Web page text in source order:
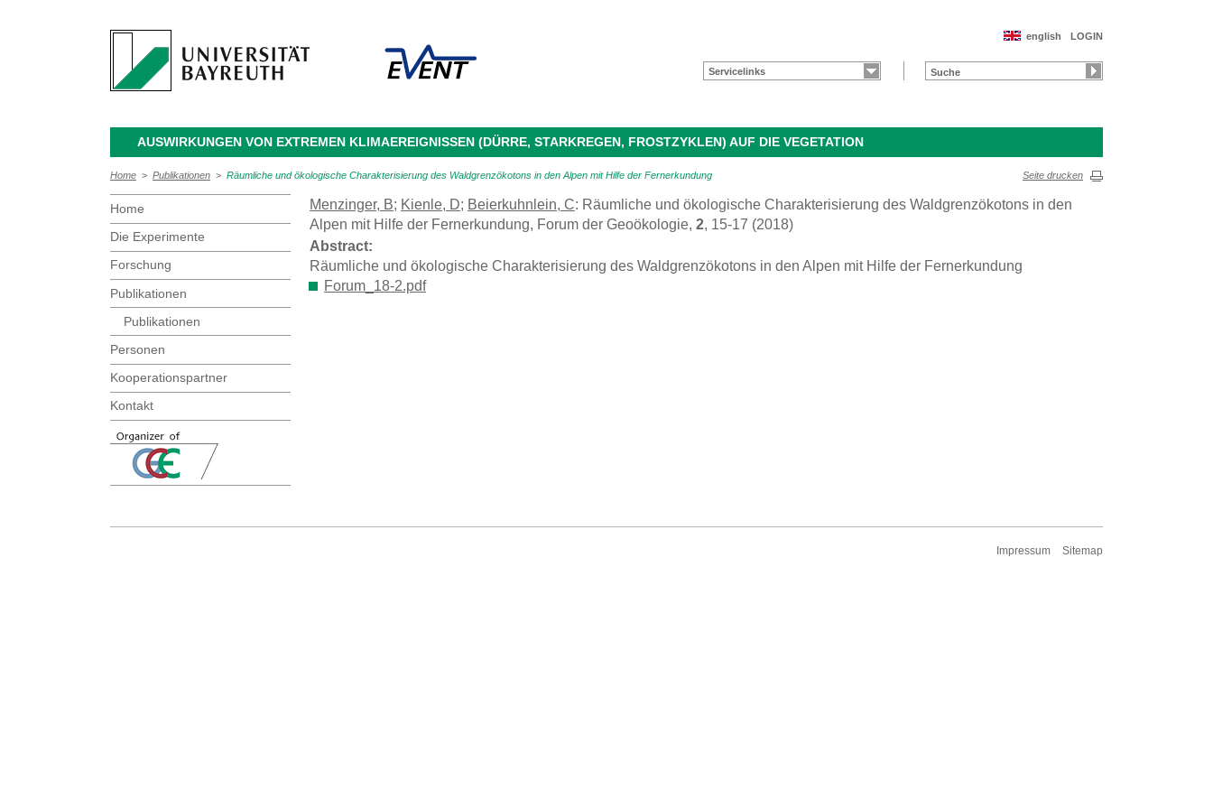
LOGIN
english
Servicelinks
AUSWIRKUNGEN VON EXTREMEN KLIMAEREIGNISSEN (DÜRRE, STARKREGEN, FROSTZYKLEN) AUF DIE VEGETATION
Home > Publikationen > Räumliche und ökologische Charakterisierung des Waldgrenzökotons in den Alpen mit Hilfe der Fernerkundung Seite drucken
Home
Die Experimente
Forschung
Publikationen
Publikationen
Personen
Kooperationspartner
Kontakt
Menzinger, B; Kienle, D; Beierkuhnlein, C: Räumliche und ökologische Charakterisierung des Waldgrenzökotons in den
Alpen mit Hilfe der Fernerkundung, Forum der Geoökologie, 2, 15-17 (2018)
Abstract:
Räumliche und ökologische Charakterisierung des Waldgrenzökotons in den Alpen mit Hilfe der Fernerkundung
Forum_18-2.pdf
Impressum Sitemap